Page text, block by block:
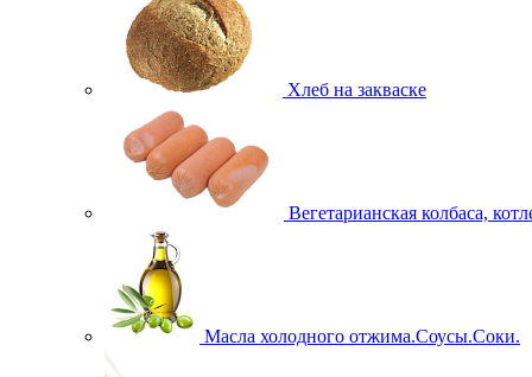
Хлеб на закваске
Вегетарианская колбаса,
Масла холодного отжима.Соусы.Соки.